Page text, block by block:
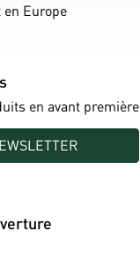
Europe
en avant première